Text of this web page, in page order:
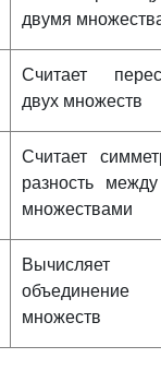
двумя
Считает
двух множеств
Считает
разность
множествами
Вычисляет
множеств